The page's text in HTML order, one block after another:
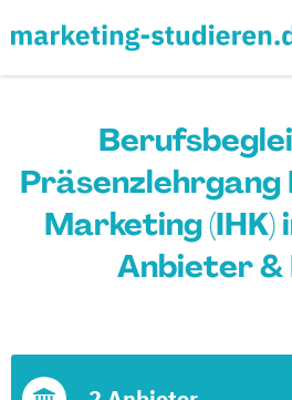
Marketing (IHK)
Anbieter &